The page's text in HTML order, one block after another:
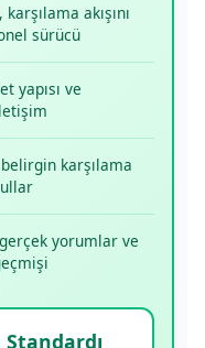
akışını
sürücü
yapısı ve
karşılama
yorumlar ve